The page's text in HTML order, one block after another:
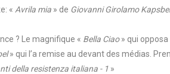
« Avrila mia » de Giovanni Girolamo
? Le magnifique « Bella Ciao» qui opposa
» qui l’a remise au devant des médias.
della resistenza italiana - 1 »